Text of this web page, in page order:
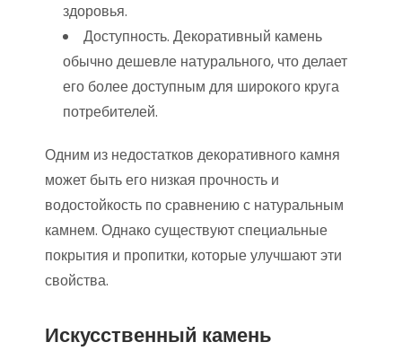
здоровья.
Доступность. Декоративный камень
обычно дешевле натурального, что делает
его более доступным для широкого круга
потребителей.
Одним из недостатков декоративного камня
может быть его низкая прочность и
водостойкость по сравнению с натуральным
камнем. Однако существуют специальные
покрытия и пропитки, которые улучшают эти
свойства.
Искусственный камень